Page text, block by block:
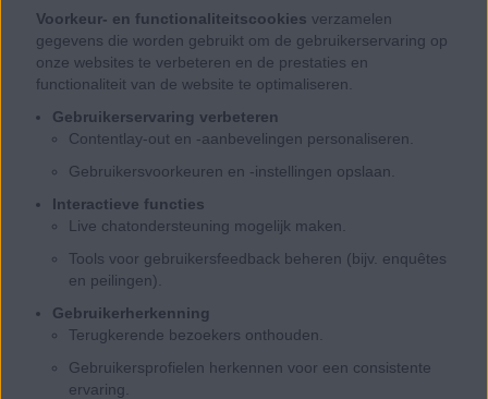
Voorkeur- en functionaliteitscookies verzamelen
gegevens die worden gebruikt om de gebruikerservaring op
onze websites te verbeteren en de prestaties en
functionaliteit van de website te optimaliseren.
Gebruikerservaring verbeteren
Contentlay-out en -aanbevelingen personaliseren.
Gebruikersvoorkeuren en -instellingen opslaan.
Interactieve functies
Live chatondersteuning mogelijk maken.
Tools voor gebruikersfeedback beheren (bijv. enquêtes
en peilingen).
Gebruikerherkenning
Terugkerende bezoekers onthouden.
Gebruikersprofielen herkennen voor een consistente
ervaring.